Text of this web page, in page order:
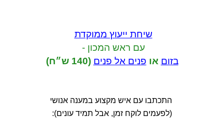
שיחת ייעוץ ממוקדת
עם ראש המכון -
בזום או פנים אל פנים (140 ש״ח)
התכתבו עם איש מקצוע במענה אנושי
(לפעמים לוקח זמן, אבל תמיד עונים):